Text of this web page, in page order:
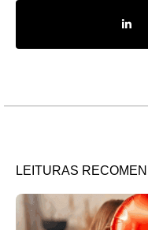
LEITURAS